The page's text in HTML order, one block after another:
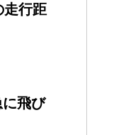
走行距
飛び